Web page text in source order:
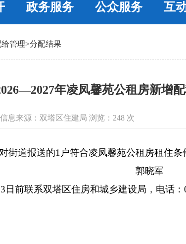
政务服务 公众服务 互
给管理>分配结果
年凌凤馨苑公租房新增配
息来源：双塔区住建局 浏览： 248 次
道报送的1户符合凌凤馨苑公租房租住条
郭晓军
前联系双塔区住房和城乡建设局，电话：